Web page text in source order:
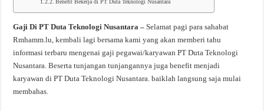
Benefit Bekerja di PT Duta Teknologi Nusantara
Gaji Di PT Duta Teknologi Nusantara –Selamat pagi para sahabat
Rmhamm.lu, kembali lagi bersama kami yang akan memberi tahu
informasi terbaru mengenai gaji pegawai/karyawan PT Duta Teknologi
Nusantara. Beserta tunjangan tunjangannya juga benefit menjadi
karyawan di PT Duta Teknologi Nusantara. baiklah langsung saja mulai
membahas.